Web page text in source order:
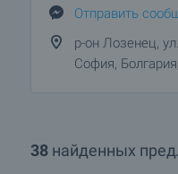
награды "Агент
PROPERTIES.
Отправить
р-он Лозенец,
София,
38 найденных